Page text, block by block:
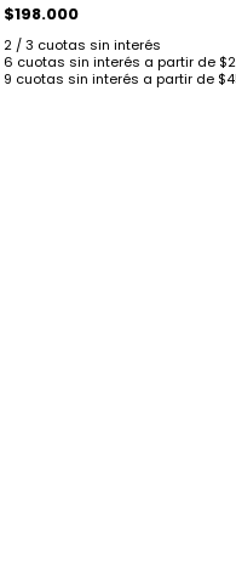
$198.000